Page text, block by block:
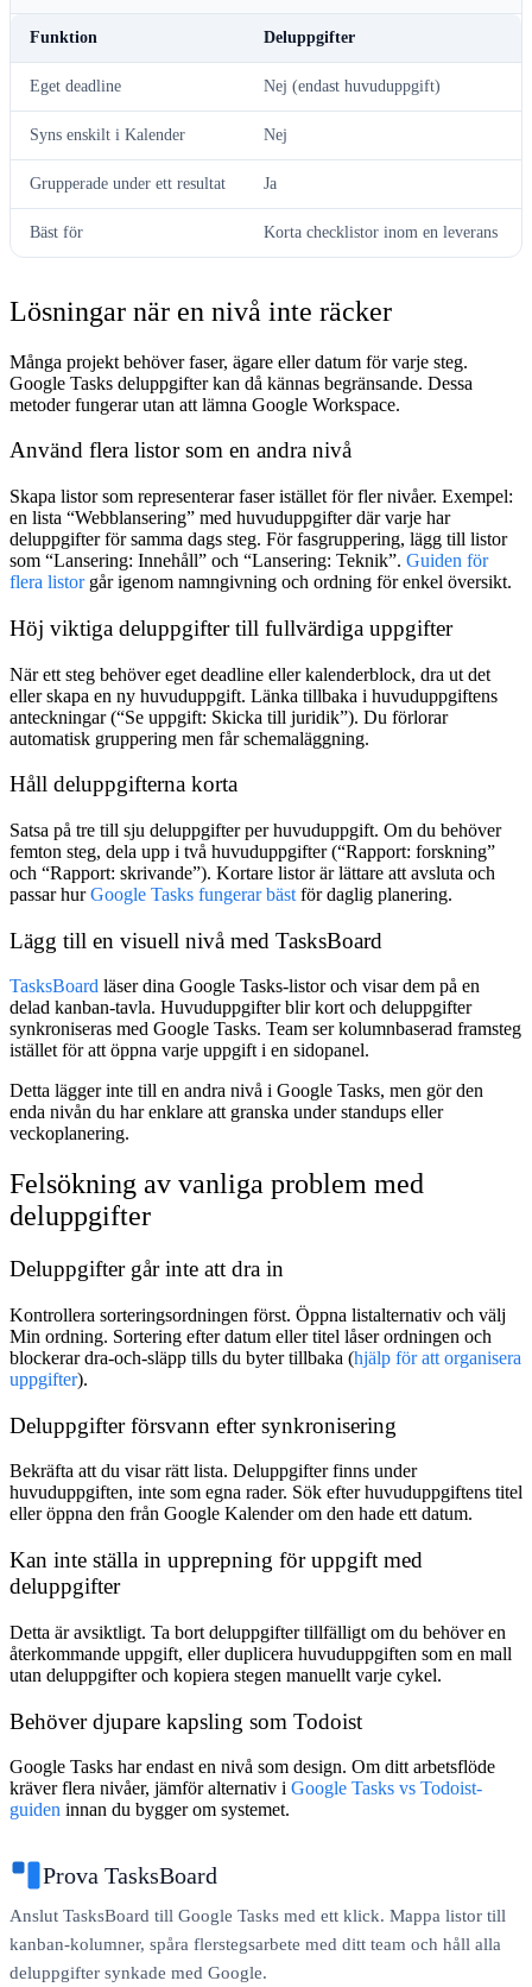
Funktion Deluppgifter
Eget deadline Nej (endast huvuduppgift)
Syns enskilt i Kalender Nej
Grupperade under ett resultat Ja
Bäst för Korta checklistor inom en leverans
Lösningar när en nivå inte räcker
Många projekt behöver faser, ägare eller datum för varje steg.
Google Tasks deluppgifter kan då kännas begränsande. Dessa
metoder fungerar utan att lämna Google Workspace.
Använd flera listor som en andra nivå
Skapa listor som representerar faser istället för fler nivåer. Exempel:
en lista “Webblansering” med huvuduppgifter där varje har
deluppgifter för samma dags steg. För fasgruppering, lägg till listor
som “Lansering: Innehåll” och “Lansering: Teknik”. Guiden för
flera listorgår igenom namngivning och ordning för enkel översikt.
Höj viktiga deluppgifter till fullvärdiga uppgifter
När ett steg behöver eget deadline eller kalenderblock, dra ut det
eller skapa en ny huvuduppgift. Länka tillbaka i huvuduppgiftens
anteckningar (“Se uppgift: Skicka till juridik”). Du förlorar
automatisk gruppering men får schemaläggning.
Håll deluppgifterna korta
Satsa på tre till sju deluppgifter per huvuduppgift. Om du behöver
femton steg, dela upp i två huvuduppgifter (“Rapport: forskning”
och “Rapport: skrivande”). Kortare listor är lättare att avsluta och
passar hurGoogle Tasks fungerar bäst för daglig planering.
Lägg till en visuell nivå med TasksBoard
TasksBoard läser dina Google Tasks-listor och visar dem på en
delad kanban-tavla. Huvuduppgifter blir kort och deluppgifter
synkroniseras med Google Tasks. Team ser kolumnbaserad framsteg
istället för att öppna varje uppgift i en sidopanel.
Detta lägger inte till en andra nivå i Google Tasks, men gör den
enda nivån du har enklare att granska under standups eller
veckoplanering.
Felsökning av vanliga problem med
deluppgifter
Deluppgifter går inte att dra in
Kontrollera sorteringsordningen först. Öppna listalternativ och välj
Min ordning. Sortering efter datum eller titel låser ordningen och
blockerar dra-och-släpp tills du byter tillbaka (hjälp för att organisera
uppgifter).
Deluppgifter försvann efter synkronisering
Bekräfta att du visar rätt lista. Deluppgifter finns under
huvuduppgiften, inte som egna rader. Sök efter huvuduppgiftens titel
eller öppna den från Google Kalender om den hade ett datum.
Kan inte ställa in upprepning för uppgift med
deluppgifter
Detta är avsiktligt. Ta bort deluppgifter tillfälligt om du behöver en
återkommande uppgift, eller duplicera huvuduppgiften som en mall
utan deluppgifter och kopiera stegen manuellt varje cykel.
Behöver djupare kapsling som Todoist
Google Tasks har endast en nivå som design. Om ditt arbetsflöde
kräver flera nivåer, jämför alternativ i Google Tasks vs Todoist-
guiden innan du bygger om systemet.
Prova TasksBoard
Anslut TasksBoard till Google Tasks med ett klick. Mappa listor till
kanban-kolumner, spåra flerstegsarbete med ditt team och håll alla
deluppgifter synkade med Google.